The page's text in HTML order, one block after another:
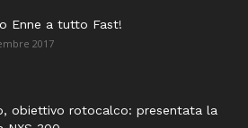
Enne a tutto Fast!
2017
obiettivo rotocalco: presentata la